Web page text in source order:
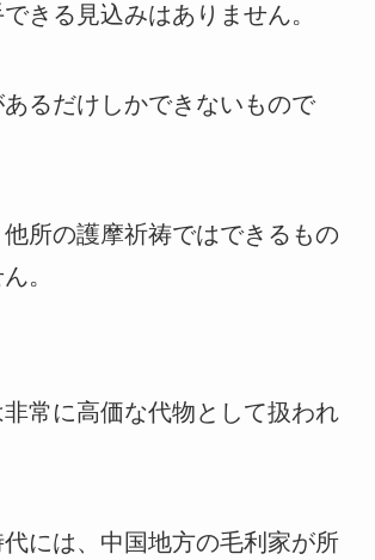
きる見込みはありません。
るだけしかできないもので
所の護摩祈祷ではできるもの
。
常に高価な代物として扱われ
には、中国地方の毛利家が所